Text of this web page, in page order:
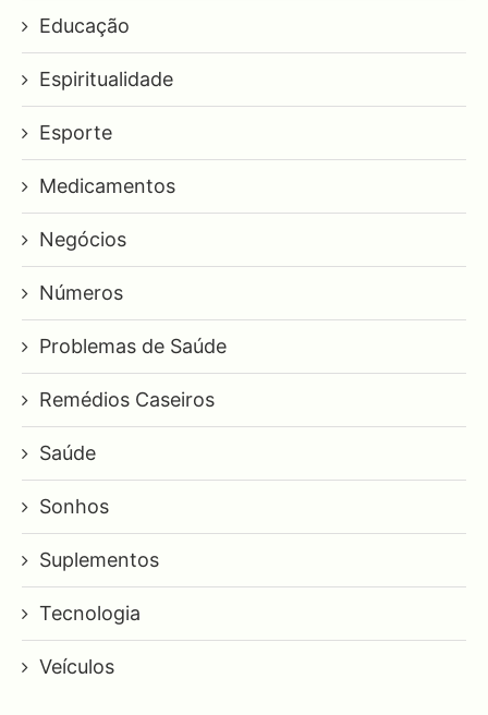
Educação
Espiritualidade
Esporte
Medicamentos
Negócios
Números
Problemas de Saúde
Remédios Caseiros
Saúde
Sonhos
Suplementos
Tecnologia
Veículos